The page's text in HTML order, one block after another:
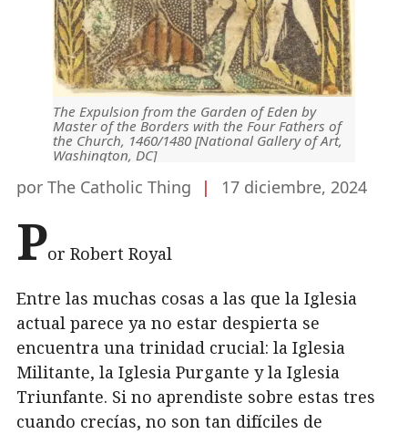
The Expulsion from the Garden of Eden by
Master of the Borders with the Four Fathers of
the Church, 1460/1480 [National Gallery of Art,
Washington, DC]
por The Catholic Thing | 17 diciembre, 2024
Por Robert Royal
Entre las muchas cosas a las que la Iglesia
actual parece ya no estar despierta se
encuentra una trinidad crucial: la Iglesia
Militante, la Iglesia Purgante y la Iglesia
Triunfante. Si no aprendiste sobre estas tres
cuando crecías, no son tan difíciles de